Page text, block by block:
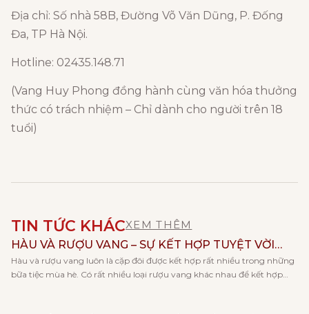
Địa chỉ: Số nhà 58B, Đường Võ Văn Dũng, P. Đống
Đa, TP Hà Nội.
Hotline: 02435.148.71
(Vang Huy Phong đồng hành cùng văn hóa thưởng
thức có trách nhiệm – Chỉ dành cho người trên 18
tuổi)
TIN TỨC KHÁCXEM THÊM
HÀU VÀ RƯỢU VANG – SỰ KẾT HỢP TUYỆT VỜI
CHO NGÀY HÈ
Hàu và rượu vang luôn là cặp đôi được kết hợp rất nhiều trong những
bữa tiệc mùa hè. Có rất nhiều loại rượu vang khác nhau để kết hợp